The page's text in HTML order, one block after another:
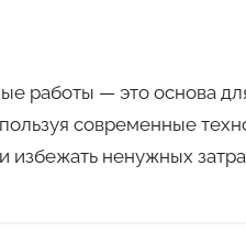
работы — это основа
современные
избежать ненужных